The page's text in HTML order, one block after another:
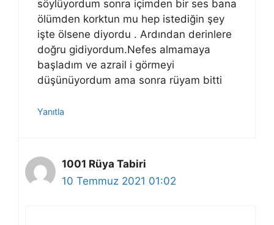
söylüyordum sonra içimden bir ses bana
ölümden korktun mu hep istediğin şey
işte ölsene diyordu . Ardından derinlere
doğru gidiyordum.Nefes almamaya
başladım ve azrail i görmeyi
düşünüyordum ama sonra rüyam bitti
Yanıtla
1001 Rüya Tabiri
10 Temmuz 2021 01:02